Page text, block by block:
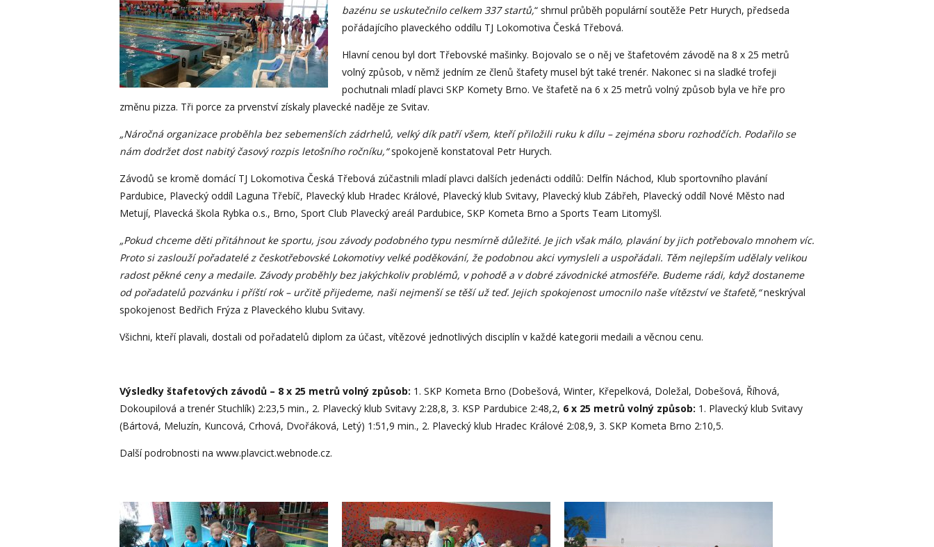
bazénu se uskutečnilo celkem 337 startů,“ shrnul průběh populární soutěže Petr Hurych, předseda
pořádajícího plaveckého oddílu TJ Lokomotiva Česká Třebová.
Hlavní cenou byl dort Třebovské mašinky. Bojovalo se o něj ve štafetovém závodě na 8 x 25 metrů
volný způsob, v němž jedním ze členů štafety musel být také trenér. Nakonec si na sladké trofeji
pochutnali mladí plavci SKP Komety Brno. Ve štafetě na 6 x 25 metrů volný způsob byla ve hře pro
změnu pizza. Tři porce za prvenství získaly plavecké naděje ze Svitav.
„Náročná organizace proběhla bez sebemenších zádrhelů, velký dík patří všem, kteří přiložili ruku k dílu – zejména sboru rozhodčích. Podařilo se
nám dodržet dost nabitý časový rozpis letošního ročníku,“spokojeně konstatoval Petr Hurych.
Závodů se kromě domácí TJ Lokomotiva Česká Třebová zúčastnili mladí plavci dalších jedenácti oddílů: Delfín Náchod, Klub sportovního plavání
Pardubice, Plavecký oddíl Laguna Třebíč, Plavecký klub Hradec Králové, Plavecký klub Svitavy, Plavecký klub Zábřeh, Plavecký oddíl Nové Město nad
Metují, Plavecká škola Rybka o.s., Brno, Sport Club Plavecký areál Pardubice, SKP Kometa Brno a Sports Team Litomyšl.
„Pokud chceme děti přitáhnout ke sportu, jsou závody podobného typu nesmírně důležité. Je jich však málo, plavání by jich potřebovalo mnohem víc.
Proto si zaslouží pořadatelé z českotřebovské Lokomotivy velké poděkování, že podobnou akci vymysleli a uspořádali. Těm nejlepším udělaly velikou
radost pěkné ceny a medaile. Závody proběhly bez jakýchkoliv problémů, v pohodě a v dobré závodnické atmosféře. Budeme rádi, když dostaneme
od pořadatelů pozvánku i příští rok – určitě přijedeme, naši nejmenší se těší už teď. Jejich spokojenost umocnilo naše vítězství ve štafetě,“neskrýval
spokojenost Bedřich Frýza z Plaveckého klubu Svitavy.
Všichni, kteří plavali, dostali od pořadatelů diplom za účast, vítězové jednotlivých disciplín v každé kategorii medaili a věcnou cenu.
Výsledky štafetových závodů – 8 x 25 metrů volný způsob: 1. SKP Kometa Brno (Dobešová, Winter, Křepelková, Doležal, Dobešová, Říhová,
Dokoupilová a trenér Stuchlík) 2:23,5 min., 2. Plavecký klub Svitavy 2:28,8, 3. KSP Pardubice 2:48,2, 6 x 25 metrů volný způsob: 1. Plavecký klub Svitavy
(Bártová, Meluzín, Kuncová, Crhová, Dvořáková, Letý) 1:51,9 min., 2. Plavecký klub Hradec Králové 2:08,9, 3. SKP Kometa Brno 2:10,5.
Další podrobnosti na www.plavcict.webnode.cz.